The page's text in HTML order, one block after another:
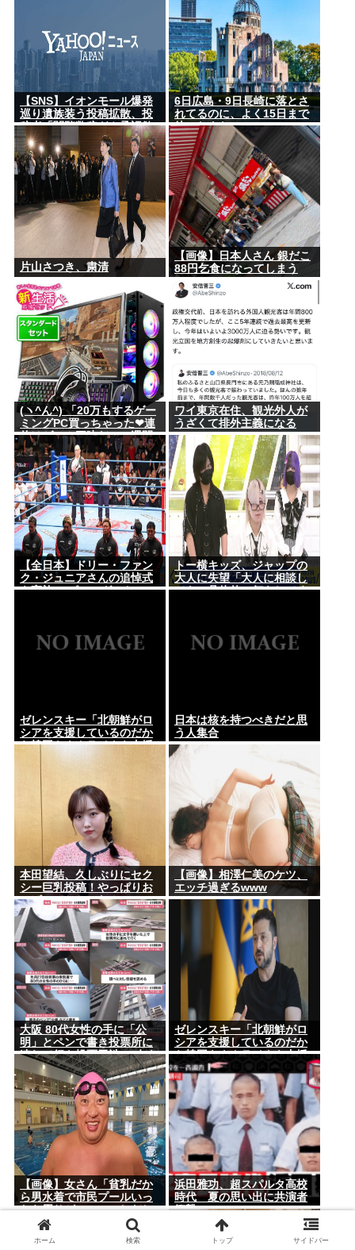
【SNS】イオンモール爆発
巡り遺族装う投稿拡散、投
稿者「閲覧数稼ぎや承認欲
求止まらなくなった」
6日広島・9日長崎に落とさ
れてるのに、よく15日まで
待ったよな
片山さつき、粛清
【画像】日本人さん 銀だこ
88円乞食になってしまう
(ヽ^ん^) 「20万もするゲー
ミングPC買っちゃった❤連
休はゲーム三昧だ」一週間
後「お届け物でーす」（ヽ
´ん`）「そう…」
ワイ東京在住、観光外人が
うざくて排外主義になる
www
【全日本】ドリー・ファン
ク・ジュニアさんの追悼式
を実施 スピニング・トー・
トー横キッズ、ジャップの
大人に失望「大人に相談し
ても、具体的に何もしてく
ゼレンスキー「北朝鮮がロ
シアを支援しているのだか
ら韓国もウクライナを支援
日本は核を持つべきだと思
う人集合
本田望結、久しぶりにセク
シー巨乳投稿！やっぱりお
っぱいでかかった！
【画像】相澤仁美のケツ、
エッチ過ぎるwww
大阪 80代女性の手に「公
明」とペンで書き投票所に
連れて行き投票干渉 60女を
送検【いさ酒場】
ゼレンスキー「北朝鮮がロ
シアを支援しているのだか
ら韓国もウクライナを支援
しろ」
【画像】女さん「貧乳だか
ら男水着で市民プールいっ
たら周りがコソコソしだし
てやばいwww」5万いいね
浜田雅功、超スパルタ高校
時代 夏の思い出に共演者
衝撃
ホーム 検索 トップ サイドバー